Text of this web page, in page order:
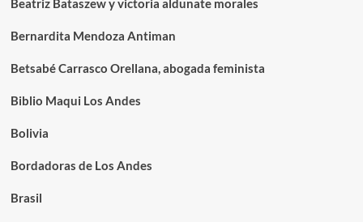
Beatriz Bataszew y victoria aldunate morales
Bernardita Mendoza Antiman
Betsabé Carrasco Orellana, abogada feminista
Biblio Maqui Los Andes
Bolivia
Bordadoras de Los Andes
Brasil